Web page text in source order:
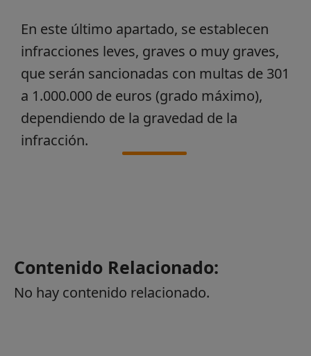
En este último apartado, se establecen
infracciones leves, graves o muy graves,
que serán sancionadas con multas de 301
a 1.000.000 de euros (grado máximo),
dependiendo de la gravedad de la
infracción.
Contenido Relacionado:
No hay contenido relacionado.